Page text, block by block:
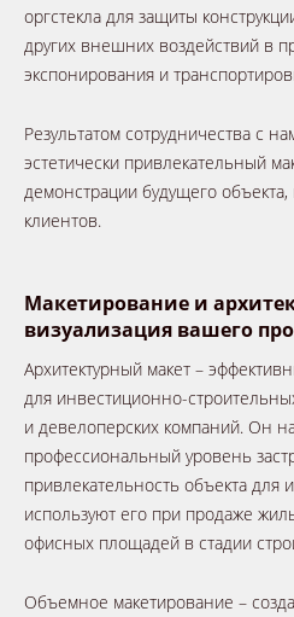
оргстекла для защиты
других внешних воздействий в
экспонирования и
Результатом сотрудничества с
эстетически привлекательный
демонстрации будущего
клиентов.
Макетирование и
визуализация вашего
Архитектурный макет –
для инвестиционно-
и девелоперских компаний. Он
профессиональный уровень
привлекательность объекта для
используют его при продаже
офисных площадей в стадии
Объемное макетирование –